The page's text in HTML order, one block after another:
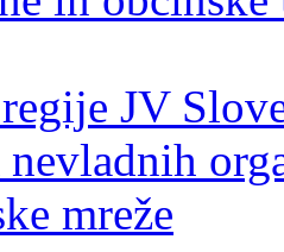
JV
nevladnih
mreže